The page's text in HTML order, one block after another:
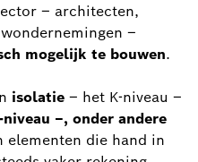
– architecten,
–
mogelijk te bouwen.
isolatie – het K-niveau –
–, onder andere
elementen die hand in